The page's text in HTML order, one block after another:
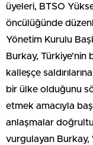
üyeleri, BTSO
öncülüğünde
Yönetim Kurulu
Burkay,
kalleşçe
bir ülke olduğunu
etmek amacıyla
anlaşmalar
vurgulayan Burkay,